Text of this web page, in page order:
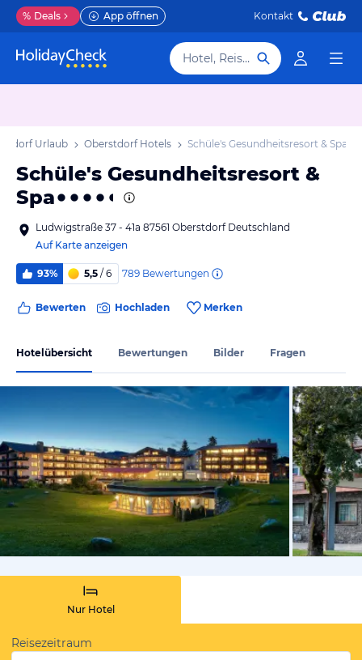
% Deals App öffnen Kontakt
Hotel, Reiseziel
Urlaub Oberstdorf Hotels Schüle's Gesundheitsresort & Spa
Schüle's Gesundheitsresort &
Spa
Ludwigstraße 37 - 41a 87561 Oberstdorf Deutschland
Auf Karte anzeigen
93% 5,5 / 6 789 Bewertungen
Bewerten Hochladen Merken
Hotelübersicht Bewertungen Bilder Fragen
vom
Nur Hotel
Reisezeitraum